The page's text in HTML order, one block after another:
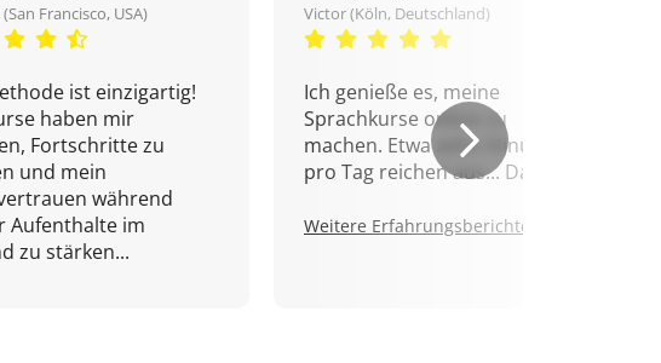
Francisco, USA)
ist einzigartig!
haben mir
Fortschritte zu
und mein
während
Aufenthalte im
zu stärken...
Victor (Köln, Deutschland)
Ich genieße es, meine
Sprachkurse online zu
machen. Etwa zehn Minuten
pro Tag reichen aus... Danke!
Weitere Erfahrungsberichte.